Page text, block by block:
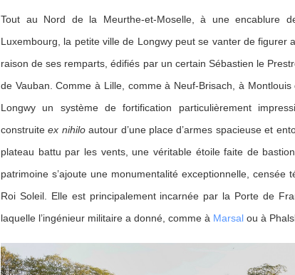
Tout au Nord de la Meurthe-et-Moselle, à une encablure
Luxembourg, la petite ville de Longwy peut se vanter de figurer
raison de ses remparts, édifiés par un certain Sébastien le
de Vauban. Comme à Lille, comme à Neuf-Brisach, à
Longwy un système de fortification particulièrement
construiteex nihiloautour d’une place d’armes spacieuse et
plateau battu par les vents, une véritable étoile faite de
patrimoine s’ajoute une monumentalité exceptionnelle, censée
Roi Soleil. Elle est principalement incarnée par la Porte de
laquelle l’ingénieur militaire a donné, comme à Marsal ou à